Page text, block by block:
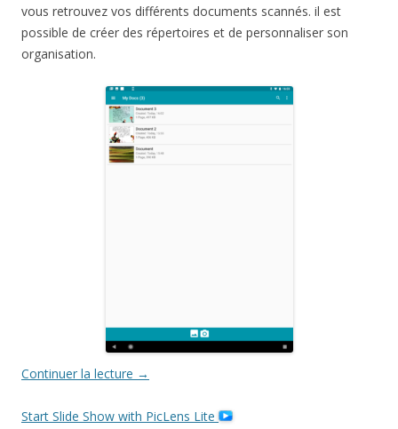
vous retrouvez vos différents documents scannés. il est
possible de créer des répertoires et de personnaliser son
organisation.
Continuer la lecture →
Start Slide Show with PicLens Lite